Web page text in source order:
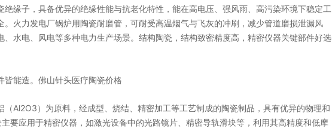
缘子，具备优异的绝缘性能与抗老化特性，能在高电压、强风雨、高污染环境下稳定工
火力发电厂锅炉用陶瓷耐磨管，可耐受高温烟气与飞灰的冲刷，减少管道磨损泄漏风
水电、风电等多种电力生产场景。结构陶瓷，结构致密精度高，精密仪器关键部件好选
皆能造。佛山针头医疗陶瓷价格
Al2O3）为原料，经成型、烧结、精密加工等工艺制成的陶瓷制品，具有优异的物理和
要应用于精密仪器，如激光设备中的光路镜片、精密导轨滑块等，利用其高精度和低摩